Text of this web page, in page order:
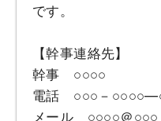
です。
【幹事連絡先】
幹事 ○○○○
電話 ○○○－
メール ○○○○＠○○○